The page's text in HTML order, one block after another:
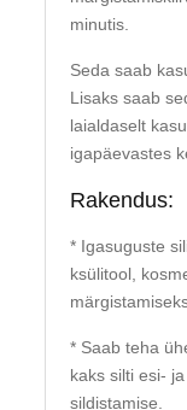
minutis.
Seda saab
Lisaks saab
laialdaselt
igapäevastes
Rakendus:
* Igasuguste
ksülitool,
* Saab teha
kaks silti esi-
sildistamise.